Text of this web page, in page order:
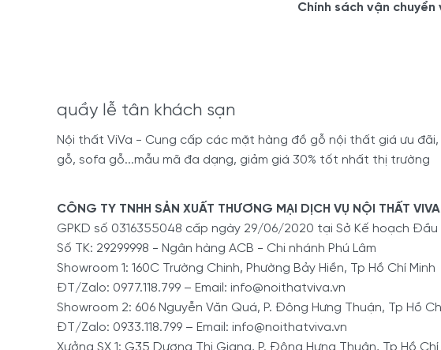
quầy lễ tân khách sạn
Nội thất ViVa - Cung cấp các mặt hàng đồ gỗ nội thất giá ưu
gỗ, sofa gỗ...mẫu mã đa dạng, giảm giá 30% tốt nhất thị trường
Chính sách vận
CÔNG TY TNHH SẢN XUẤT THƯƠNG MẠI DỊCH VỤ NỘI THẤT VIVA
GPKD số 0316355048 cấp ngày 29/06/2020 tại Sở Kế hoạch Đầu
Số TK: 29299998 - Ngân hàng ACB - Chi nhánh Phú Lâm
Showroom 1: 160C Trường Chinh, Phường Bảy Hiền, Tp Hồ Chí Minh
ĐT/Zalo: 0977.118.799 – Email: info@noithatviva.vn
Showroom 2: 606 Nguyễn Văn Quá, P. Đông Hưng Thuận, Tp Hồ
ĐT/Zalo: 0933.118.799 – Email: info@noithatviva.vn
Xưởng SX 1: G35 Dương Thị Giang, P. Đông Hưng Thuận, Tp Hồ Chí